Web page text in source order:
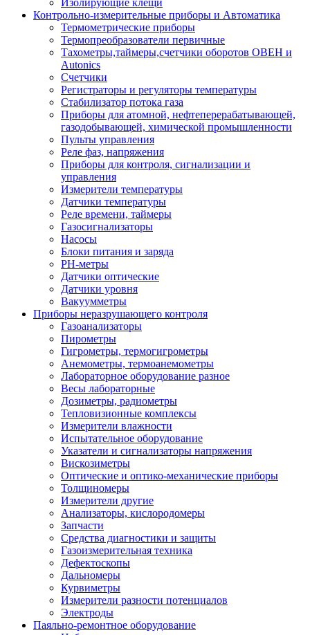
Изолирующие клещи
Контрольно-измерительные приборы и Автоматика
Термометрические приборы
Термопреобразователи первичные
Тахометры,таймеры,счетчики оборотов ОВЕН и
Autonics
Счетчики
Регистраторы и регуляторы температуры
Стабилизатор потока газа
Приборы для атомной, нефтеперерабатывающей,
газодобывающей, химической промышленности
Пульты управления
Реле фаз, напряжения
Приборы для контроля, сигнализации и
управления
Измерители температуры
Датчики температуры
Реле времени, таймеры
Газосигнализаторы
Насосы
Блоки питания и заряда
PH-метры
Датчики оптические
Датчики уровня
Вакуумметры
Приборы неразрушающего контроля
Газоанализаторы
Пирометры
Гигрометры, термогигрометры
Анемометры, термоанемометры
Лабораторное оборудование разное
Весы лабораторные
Дозиметры, радиометры
Тепловизионные комплексы
Измерители влажности
Испытательное оборудование
Указатели и сигнализаторы напряжения
Вискозиметры
Оптические и оптико-механические приборы
Толщиномеры
Измерители другие
Анализаторы, кислородомеры
Запчасти
Средства диагностики и защиты
Газоизмерительная техника
Дефектоскопы
Дальномеры
Курвиметры
Измерители разности потенциалов
Электроды
Паяльно-ремонтное оборудование